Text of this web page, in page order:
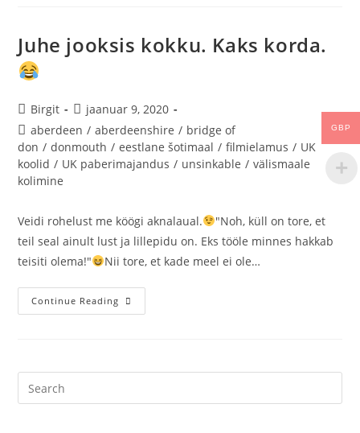
Juhe jooksis kokku. Kaks korda.
Birgit
jaanuar 9, 2020
aberdeen / aberdeenshire / bridge of
don / donmouth / eestlane šotimaal / filmielamus / UK
koolid / UK paberimajandus / unsinkable / välismaale
kolimine
Veidi rohelust me köögi aknalaual.
"Noh, küll on tore, et
teil seal ainult lust ja lillepidu on. Eks tööle minnes hakkab
teisiti olema!"
Nii tore, et kade meel ei ole…
Continue Reading
GBP